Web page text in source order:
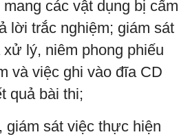
các vật dụng bị cấm
lời trắc nghiệm; giám sát
lý, niêm phong phiếu
và việc ghi vào đĩa CD
quả bài thi;
giám sát việc thực hiện